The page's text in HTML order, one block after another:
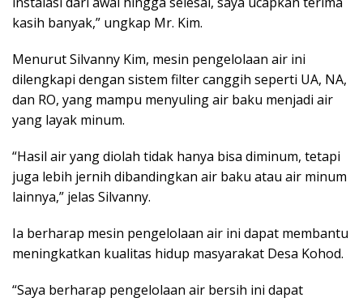
kasih banyak,” ungkap Mr. Kim.
Menurut Silvanny Kim, mesin pengelolaan air ini
dilengkapi dengan sistem filter canggih seperti UA, NA,
dan RO, yang mampu menyuling air baku menjadi air
yang layak minum.
“Hasil air yang diolah tidak hanya bisa diminum, tetapi
juga lebih jernih dibandingkan air baku atau air minum
lainnya,” jelas Silvanny.
Ia berharap mesin pengelolaan air ini dapat membantu
meningkatkan kualitas hidup masyarakat Desa Kohod.
“Saya berharap pengelolaan air bersih ini dapat